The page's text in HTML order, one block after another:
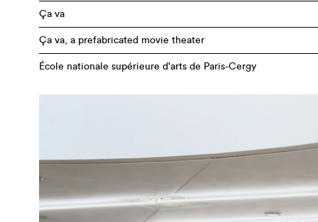
Ça va
Ça va, a prefabricated movie theater
École nationale supérieure d'arts de Paris-Cergy